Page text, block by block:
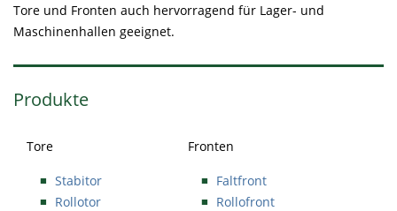
Tore und Fronten auch hervorragend für Lager- und
Maschinenhallen geeignet.
Produkte
Tore
Stabitor
Rollotor
Fronten
Faltfront
Rollofront